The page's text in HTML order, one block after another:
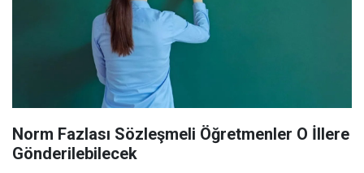
Norm Fazlası Sözleşmeli Öğretmenler O İllere
Gönderilebilecek